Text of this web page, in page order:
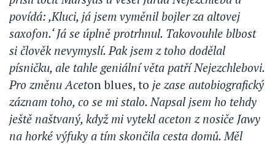
povídá: ,Kluci, já jsem vyměnil bojler za altovej
saxofon.‘ Já se úplně protrhnul. Takovouhle blbost
si člověk nevymyslí. Pak jsem z toho dodělal
písničku, ale tahle geniální věta patří Nejezchlebovi.
Pro změnu Aceton blues, to je zase autobiografický
záznam toho, co se mi stalo. Napsal jsem ho tehdy
ještě naštvaný, když mi vytekl aceton z nosiče Jawy
na horké výfuky a tím skončila cesta domů. Měl